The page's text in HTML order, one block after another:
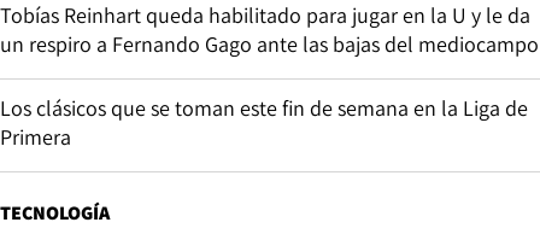
Tobías Reinhart queda habilitado para jugar en la U y le da
un respiro a Fernando Gago ante las bajas del mediocampo
Los clásicos que se toman este fin de semana en la Liga de
Primera
TECNOLOGÍA